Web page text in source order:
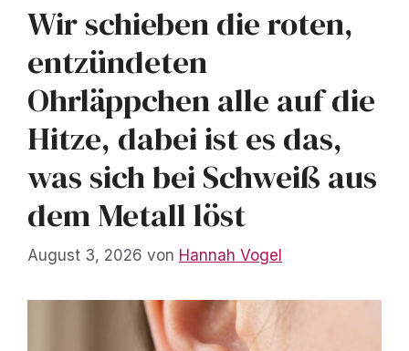
Wir schieben die roten,
entzündeten
Ohrläppchen alle auf die
Hitze, dabei ist es das,
was sich bei Schweiß aus
dem Metall löst
August 3, 2026 von Hannah Vogel